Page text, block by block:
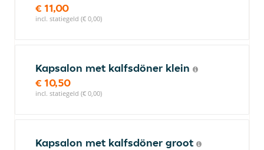
€ 11,00
incl. statiegeld (€ 0,00)
Kapsalon met kalfsdöner klein
€ 10,50
incl. statiegeld (€ 0,00)
Kapsalon met kalfsdöner groot